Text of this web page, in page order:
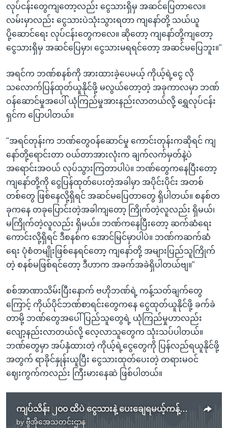
လုပ်ငန်းတွေကျတော့လည်း ငွေသားရှိမှ အဆင်ပြေတာလေ။
လမ်းမှာလည်း ငွေသားပဲသုံးသွားရတာ ကျနော်တို့ သယ်ယူ
ပို့ဆောင်ရေး လုပ်ငန်းတွေကလေ။ ဆိုတော့ ကျနော်တို့ကျတော့
ငွေသားရှိမှ အဆင်ပြေမှာ၊ ငွေသားမရရင်တော့ အဆင်မပြေဘူး။"
အရင်က ဘဏ်စနစ်ကို အားထားခဲ့ပေမယ့် ကိုယ့်ရဲ့ငွေ လို
သလောက်ပြန်ထုတ်ယူနိုင်ဖို့ မလွယ်တော့တဲ့ အခုကာလမှာ ဘဏ်
ဝန်ဆောင်မှုအပေါ် ယုံကြည်မှုအားနည်းလာတယ်လို့ ရွှေလုပ်ငန်း
ရှင်က ပြောပါတယ်။
"အရင်တုန်းက ဘဏ်တွေဝန်ဆောင်မှု ကောင်းတုန်းကဆိုရင် ကျ
နော်တို့ရောင်းတာ ဝယ်တာအားလုံးက ချက်လက်မှတ်နဲ့ပဲ
အရောင်းအဝယ် လုပ်သွားကြတာပါပဲ။ ဘဏ်တွေကနေပြီးတော့
ကျနော်တို့ကို ငွေပြန်ထုတ်ပေးတဲ့အခါမှာ အပိုင်းပိုင်း အတစ်
တစ်တွေ ဖြစ်နေလို့ရှိရင် အဆင်မပြေတာတွေ ရှိပါတယ်။ စနစ်တ
ခုကနေ တခုပြောင်းတဲ့အခါကျတော့ ကြိုက်တဲ့လူလည်း ရှိမယ်၊
မကြိုက်တဲ့လူလည်း ရှိမယ်။ ဘဏ်ကနေပြီးတော့ ဆက်ဆံရေး
ကောင်းလို့ရှိရင် ဒီစနစ်က အောင်မြင်မှာပါပဲ။ ဘဏ်ကဆက်ဆံ
ရေး ပုံစံတမျိုးဖြစ်နေရင်တော့ ကျနော်တို့ အများပြည်သူကြိုက်
တဲ့ စနစ်မဖြစ်ရင်တော့ ဒီဟာက အခက်အခဲရှိပါတယ်ဗျ။"
စစ်အာဏာသိမ်းပြီးနောက် ဗဟိုဘဏ်ရဲ့ ကန့်သတ်ချက်တွေ
ကြောင့် ကိုယ်ပိုင်ဘဏ်စာရင်းတွေကနေ ငွေထုတ်ယူနိုင်ဖို့ ခက်ခဲ
တာမို့ ဘဏ်တွေအပေါ် ပြည်သူတွေရဲ့ ယုံကြည်မှုဟာလည်း
လျော့နည်းလာတယ်လို့ လေ့လာသူတွေက သုံးသပ်ပါတယ်။
ဘဏ်တွေမှာ အပ်နှံထားတဲ့ ကိုယ့်ရဲ့ငွေတွေကို ပြန်လည်ရယူနိုင်ဖို့
အတွက် ရာခိုင်နှုန်းယူပြီး ငွေသားထုတ်ပေးတဲ့ တရားမဝင်
ဈေးကွက်ကလည်း ကြီးမားနေဆဲ ဖြစ်ပါတယ်။
ကျပ်သိန်း ၂၀၀ ထိပဲ ငွေသားနဲ့ ပေးချေရမယ့်ကန့်သတ်ချက် လုပ်ငန်းတွေအခက်တွေ့နိုင်
by ဗွီအိုအေသတင်းဌာန